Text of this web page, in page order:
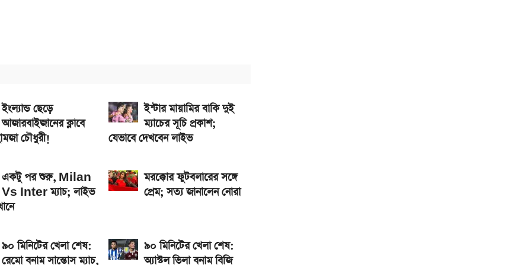
ইংল্যান্ড ছেড়ে
আজারবাইজানের ক্লাবে
চৌধুরী!
ইন্টার মায়ামির বাকি দুই
ম্যাচের সূচি প্রকাশ;
যেভাবে দেখবেন লাইভ
একটু পর শুরু, Milan
Vs Inter ম্যাচ; লাইভ
মরক্কোর ফুটবলারের সঙ্গে
প্রেম; সত্য জানালেন নোরা
৯০ মিনিটের খেলা শেষ:
রেমো বনাম সান্তোস ম্যাচ,
৯০ মিনিটের খেলা শেষ:
অ্যাস্টল ভিলা বনাম বিজি